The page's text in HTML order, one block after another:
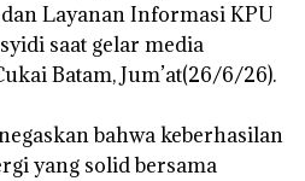
Layanan Informasi KPU
saat gelar media
Batam, Jum’at(26/6/26).
bahwa keberhasilan
yang solid bersama